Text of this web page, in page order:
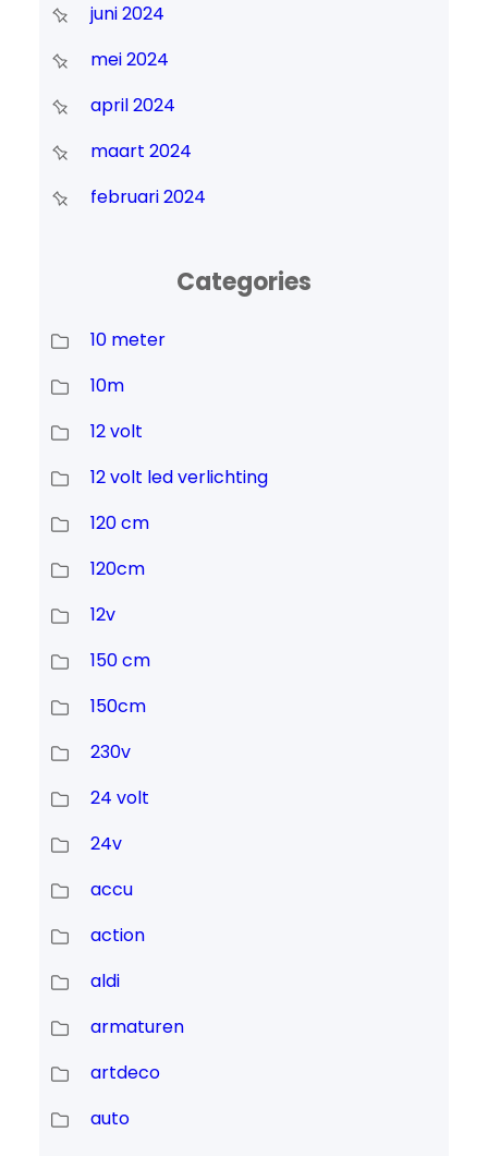
juni 2024
mei 2024
april 2024
maart 2024
februari 2024
Categories
10 meter
10m
12 volt
12 volt led verlichting
120 cm
120cm
12v
150 cm
150cm
230v
24 volt
24v
accu
action
aldi
armaturen
artdeco
auto